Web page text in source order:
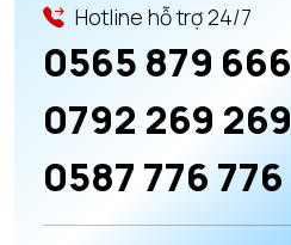
Hotline hỗ trợ 24/7
0565 879 666
0792 269 269
0587 776 776